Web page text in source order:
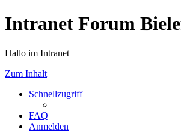
Intranet Forum
Hallo im Intranet
Zum Inhalt
Schnellzugriff
FAQ
Anmelden